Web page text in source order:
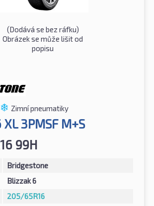
(Dodává se bez ráfku)
Obrázek se může lišit od
popisu
Zimní pneumatiky
3PMSF M+S
99H
Bridgestone
Blizzak 6
205/65R16